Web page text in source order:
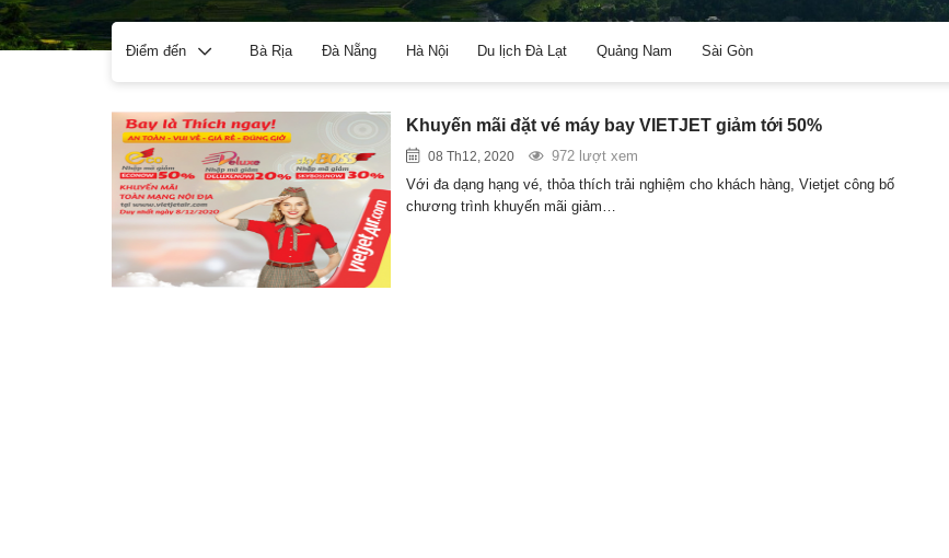
Điểm đến Bà Rịa Đà Nẵng Hà Nội Du lịch Đà Lạt Quảng Nam Sài Gòn
Khuyến mãi đặt vé máy bay VIETJET giảm tới 50%
08 Th12, 2020
972 lượt xem
Với đa dạng hạng vé, thỏa thích trải nghiệm cho khách hàng, Vietjet công bố
chương trình khuyến mãi giảm…